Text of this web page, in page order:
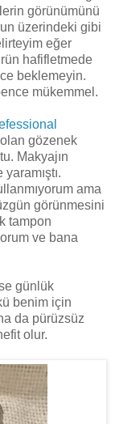
görünümünü
üzerindeki gibi
eğer
hafifletmede
beklemeyin.
mükemmel.
gözenek
Makyajın
ama
görünmesini
tampon
ve bana
günlük
benim için
da pürüzsüz
olur.